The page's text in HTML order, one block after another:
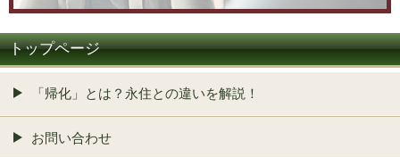
トップページ
「帰化」とは？永住との違いを解説！
お問い合わせ